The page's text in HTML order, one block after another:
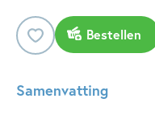
Bestellen
Samenvatting